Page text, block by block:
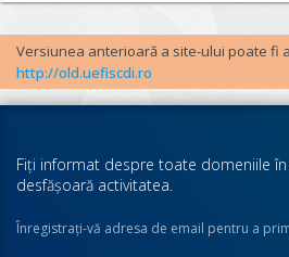
Versiunea anterioară a site-ului poate fi
http://old.uefiscdi.ro
Fiţi informat despre toate domeniile în
desfăşoară activitatea.
Înregistraţi-vă adresa de email pentru a